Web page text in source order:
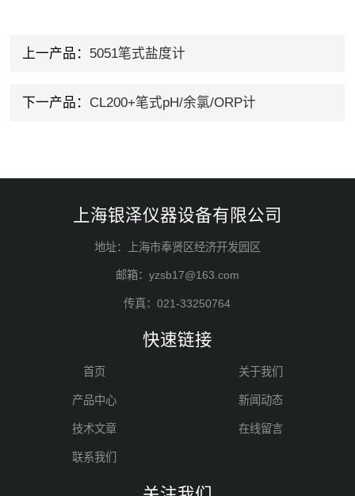
上一产品： 5051笔式盐度计
下一产品： CL200+笔式pH/余氯/ORP计
上海银泽仪器设备有限公司
地址：上海市奉贤区经济开发园区
邮箱：yzsb17@163.com
传真：021-33250764
快速链接
首页 关于我们
产品中心 新闻动态
技术文章 在线留言
联系我们